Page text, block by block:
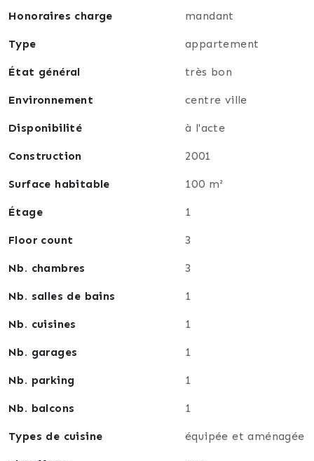
Honoraires charge mandant
Type appartement
État général très bon
Environnement centre ville
Disponibilité à l'acte
Construction 2001
Surface habitable 100 m²
Étage 1
Floor count 3
Nb. chambres 3
Nb. salles de bains 1
Nb. cuisines 1
Nb. garages 1
Nb. parking 1
Nb. balcons 1
Types de cuisine équipée et aménagée